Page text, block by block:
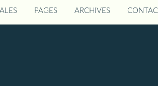
PAGES ARCHIVES